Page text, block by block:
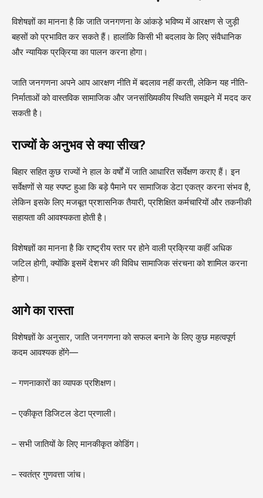
विशेषज्ञों का मानना है कि जाति जनगणना के आंकड़े भविष्य में आरक्षण से जुड़ी
बहसों को प्रभावित कर सकते हैं। हालांकि किसी भी बदलाव के लिए संवैधानिक
और न्यायिक प्रक्रिया का पालन करना होगा।
जाति जनगणना अपने आप आरक्षण नीति में बदलाव नहीं करती, लेकिन यह नीति-
निर्माताओं को वास्तविक सामाजिक और जनसांख्यिकीय स्थिति समझने में मदद कर
सकती है।
राज्यों के अनुभव से क्या सीख?
बिहार सहित कुछ राज्यों ने हाल के वर्षों में जाति आधारित सर्वेक्षण कराए हैं। इन
सर्वेक्षणों से यह स्पष्ट हुआ कि बड़े पैमाने पर सामाजिक डेटा एकत्र करना संभव है,
लेकिन इसके लिए मजबूत प्रशासनिक तैयारी, प्रशिक्षित कर्मचारियों और तकनीकी
सहायता की आवश्यकता होती है।
विशेषज्ञों का मानना है कि राष्ट्रीय स्तर पर होने वाली प्रक्रिया कहीं अधिक
जटिल होगी, क्योंकि इसमें देशभर की विविध सामाजिक संरचना को शामिल करना
होगा।
आगे का रास्ता
विशेषज्ञों के अनुसार, जाति जनगणना को सफल बनाने के लिए कुछ महत्वपूर्ण
कदम आवश्यक होंगे—
– गणनाकारों का व्यापक प्रशिक्षण।
– एकीकृत डिजिटल डेटा प्रणाली।
– सभी जातियों के लिए मानकीकृत कोडिंग।
– स्वतंत्र गुणवत्ता जांच।